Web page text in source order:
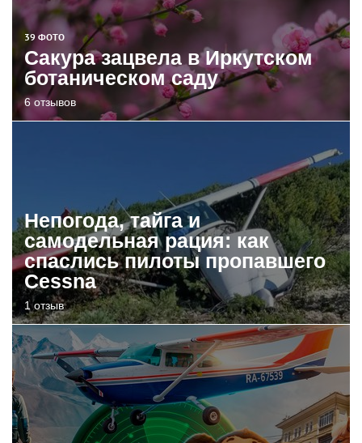
39 ФОТО
Сакура зацвела в Иркутском
ботаническом саду
6 отзывов
Непогода, тайга и
самодельная рация: как
спаслись пилоты пропавшего
Cessna
1 отзыв